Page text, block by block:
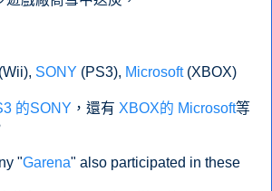
(Wii), SONY (PS3), Microsoft(XBOX)
的SONY ，還有 XBOX的 Microsoft等
"Garena" also participated in these